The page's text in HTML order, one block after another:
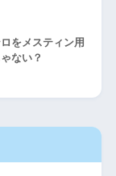
をメスティン用
ない？